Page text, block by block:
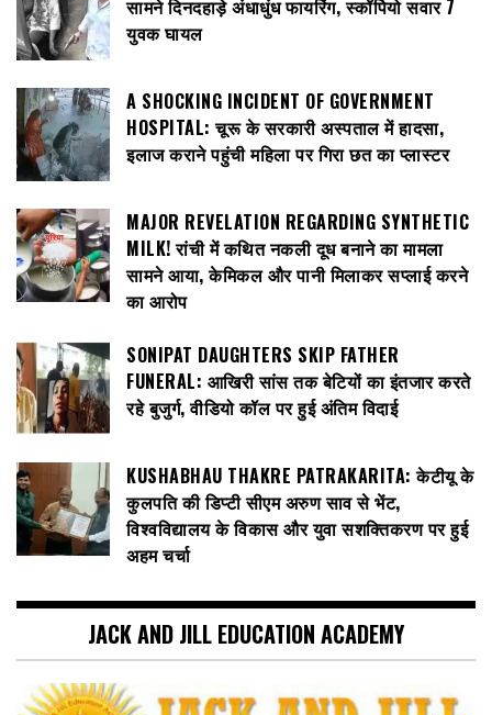
सामने दिनदहाड़े अंधाधुंध फायरिंग, स्कॉर्पियो सवार 7
युवक घायल
A SHOCKING INCIDENT OF GOVERNMENT
HOSPITAL: चूरू के सरकारी अस्पताल में हादसा,
इलाज कराने पहुंची महिला पर गिरा छत का प्लास्टर
MAJOR REVELATION REGARDING SYNTHETIC
MILK! रांची में कथित नकली दूध बनाने का मामला
सामने आया, केमिकल और पानी मिलाकर सप्लाई करने
का आरोप
SONIPAT DAUGHTERS SKIP FATHER
FUNERAL: आखिरी सांस तक बेटियों का इंतजार करते
रहे बुजुर्ग, वीडियो कॉल पर हुई अंतिम विदाई
KUSHABHAU THAKRE PATRAKARITA: केटीयू के
कुलपति की डिप्टी सीएम अरुण साव से भेंट,
विश्वविद्यालय के विकास और युवा सशक्तिकरण पर हुई
अहम चर्चा
JACK AND JILL EDUCATION ACADEMY